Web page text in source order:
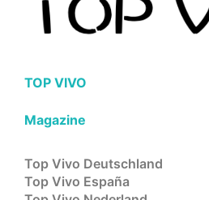
TOP VIVO
Magazine
Top Vivo Deutschland
Top Vivo España